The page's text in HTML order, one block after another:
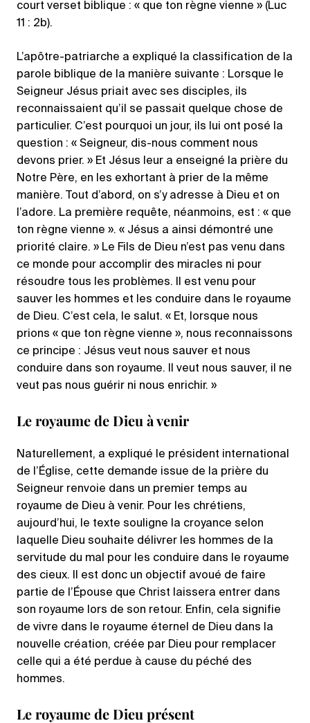
court verset biblique : « que ton règne vienne » (Luc
11 : 2b).
L’apôtre-patriarche a expliqué la classification de la
parole biblique de la manière suivante : Lorsque le
Seigneur Jésus priait avec ses disciples, ils
reconnaissaient qu’il se passait quelque chose de
particulier. C’est pourquoi un jour, ils lui ont posé la
question : « Seigneur, dis-nous comment nous
devons prier. » Et Jésus leur a enseigné la prière du
Notre Père, en les exhortant à prier de la même
manière. Tout d’abord, on s’y adresse à Dieu et on
l’adore. La première requête, néanmoins, est : « que
ton règne vienne ». « Jésus a ainsi démontré une
priorité claire. » Le Fils de Dieu n’est pas venu dans
ce monde pour accomplir des miracles ni pour
résoudre tous les problèmes. Il est venu pour
sauver les hommes et les conduire dans le royaume
de Dieu. C’est cela, le salut. « Et, lorsque nous
prions « que ton règne vienne », nous reconnaissons
ce principe : Jésus veut nous sauver et nous
conduire dans son royaume. Il veut nous sauver, il ne
veut pas nous guérir ni nous enrichir. »
Le royaume de Dieu à venir
Naturellement, a expliqué le président international
de l’Église, cette demande issue de la prière du
Seigneur renvoie dans un premier temps au
royaume de Dieu à venir. Pour les chrétiens,
aujourd’hui, le texte souligne la croyance selon
laquelle Dieu souhaite délivrer les hommes de la
servitude du mal pour les conduire dans le royaume
des cieux. Il est donc un objectif avoué de faire
partie de l’Épouse que Christ laissera entrer dans
son royaume lors de son retour. Enfin, cela signifie
de vivre dans le royaume éternel de Dieu dans la
nouvelle création, créée par Dieu pour remplacer
celle qui a été perdue à cause du péché des
hommes.
Le royaume de Dieu présent